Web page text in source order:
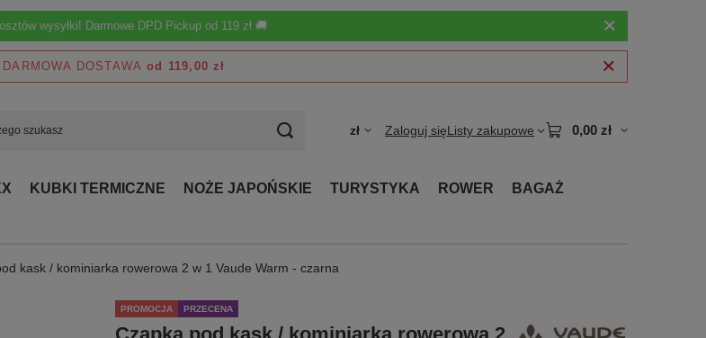
wysyłki! Darmowe DPD Pickup od 119 zł 🚚
DARMOWA DOSTAWA od 119,00 zł
zł Zaloguj sięListy zakupowe 0,00 zł
KUBKI TERMICZNE NOŻE JAPOŃSKIE TURYSTYKA ROWER
BAGAŻ
kask / kominiarka rowerowa 2 w 1 Vaude Warm - czarna
PROMOCJA PRZECENA